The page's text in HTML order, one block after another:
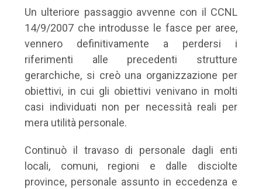
Un ulteriore passaggio avvenne con il CCNL
14/9/2007 che introdusse le fasce per aree,
vennero definitivamente a perdersi i
riferimenti alle precedenti strutture
gerarchiche, si creò una organizzazione per
obiettivi, in cui gli obiettivi venivano in molti
casi individuati non per necessità reali per
mera utilità personale.
Continuò il travaso di personale dagli enti
locali, comuni, regioni e dalle disciolte
province, personale assunto in eccedenza e